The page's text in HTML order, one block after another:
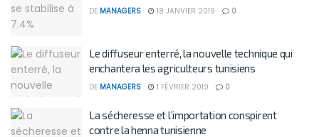
DE MANAGERS 18 JANVIER 2019 0
Le diffuseur enterré, la nouvelle technique qui
enchantera les agriculteurs tunisiens
DE MANAGERS 1 FÉVRIER 2019 0
La sécheresse et l’importation conspirent
contre la henna tunisienne